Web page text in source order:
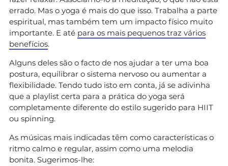
errado. Mas o yoga é mais do que isso. Trabalha a parte
espiritual, mas também tem um impacto físico muito
importante. E até para os mais pequenos traz vários
benefícios.
Alguns deles são o facto de nos ajudar a ter uma boa
postura, equilibrar o sistema nervoso ou aumentar a
flexibilidade. Tendo tudo isto em conta, já se adivinha
que a playlist certa para a prática do yoga será
completamente diferente do estilo sugerido para HIIT
ou spinning.
As músicas mais indicadas têm como características o
ritmo calmo e regular, assim como uma melodia
bonita. Sugerimos-lhe: